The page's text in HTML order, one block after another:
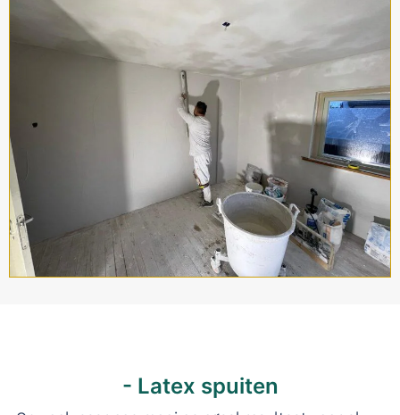
- Latex spuiten